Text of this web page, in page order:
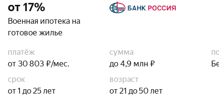
от 17%
Военная ипотека на
готовое жилье
платёж
от 30 803 ₽/мес.
сумма
до 4,9 млн ₽
срок
от 1 до 25 лет
возраст
от 21 до 50 лет